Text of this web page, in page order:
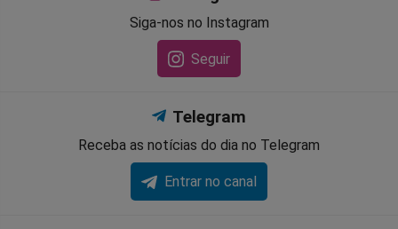
Siga-nos no Instagram
Seguir
Telegram
Receba as notícias do dia no Telegram
Entrar no canal